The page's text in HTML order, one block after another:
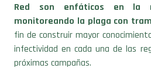
Red son enfáticos en la
monitoreando la plaga con
fin de construir mayor
infectividad en cada una de las
próximas campañas.